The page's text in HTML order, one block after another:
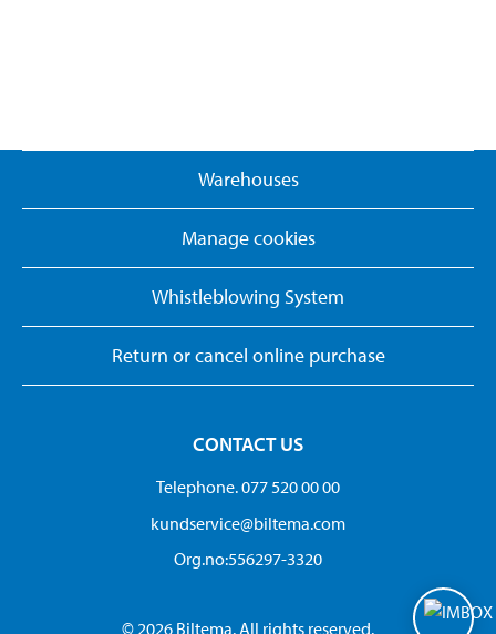
Warehouses
Manage cookies
Whistleblowing System
Return or cancel online purchase
CONTACT US
Telephone. 077 520 00 00
kundservice@biltema.com
Org.no:556297-3320
© 2026 Biltema. All rights reserved.